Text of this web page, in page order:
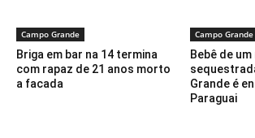
Campo Grande
Briga em bar na 14 termina
com rapaz de 21 anos morto
a facada
Campo Grande
Bebê de um
Grande é
Paraguai